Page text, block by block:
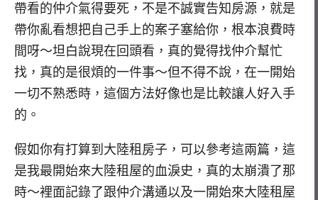
帶看的仲介氣得要死，不是不誠實告知房源，就是
帶你亂看想把自己手上的案子塞給你，根本浪費時
間呀～坦白說現在回頭看，真的覺得找仲介幫忙
找，真的是很煩的一件事～但不得不說，在一開始
一切不熟悉時，這個方法好像也是比較讓人好入手
的。
假如你有打算到大陸租房子，可以參考這兩篇，這
是我最開始來大陸租屋的血淚史，真的太崩潰了那
時～裡面記錄了跟仲介溝通以及一開始來大陸租屋